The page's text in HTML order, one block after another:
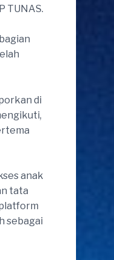
TUNAS.
di
anak
tata
sebagai